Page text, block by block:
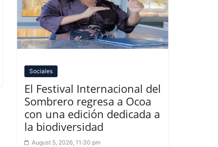
Sociales
El Festival Internacional del
Sombrero regresa a Ocoa
con una edición dedicada a
la biodiversidad
August 5, 2026, 11:30 pm